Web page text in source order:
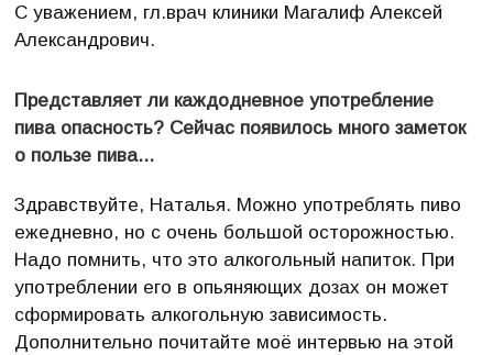
С уважением, гл.врач клиники Магалиф Алексей
Александрович.
Представляет ли каждодневное употребление
пива опасность? Сейчас появилось много заметок
о пользе пива...
Здравствуйте, Наталья. Можно употреблять пиво
ежедневно, но с очень большой осторожностью.
Надо помнить, что это алкогольный напиток. При
употреблении его в опьяняющих дозах он может
сформировать алкогольную зависимость.
Дополнительно почитайте моё интервью на этой